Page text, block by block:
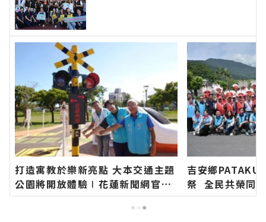
的今日新聞報導 最新的在地資
訊！
打造寓教於樂新亮點 大本交通主題
公園將開放體驗∣花蓮新聞網官方
網站各類新聞－最快速的今日新聞
吉安鄉
祭 全民共榮同
花蓮新聞網官方